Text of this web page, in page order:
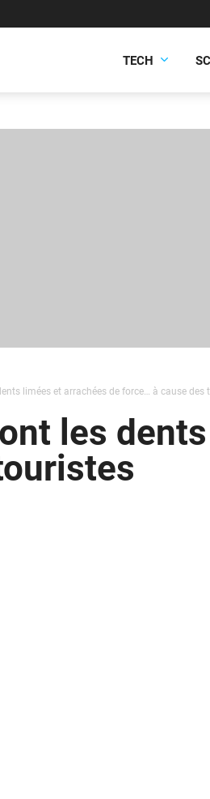
TECH
limées et arrachées de force… à cause des
les